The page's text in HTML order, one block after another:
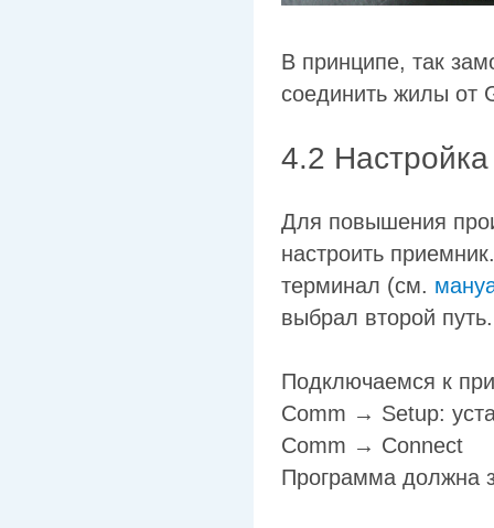
В принципе, так
соединить жилы от
4.2
Для повышения
настроить
терминал (см.
выбрал второй путь.
Подключаемся к
Comm → Setup:
Comm → Connect
Программа должна